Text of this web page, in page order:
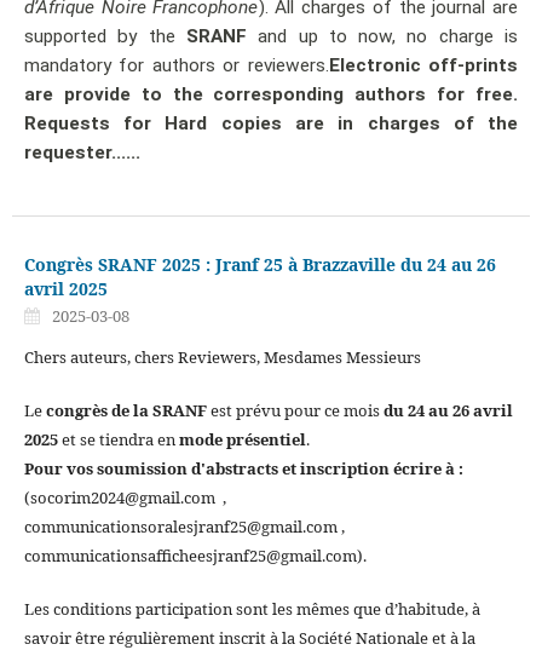
d’Afrique Noire Francophone). All charges of the journal are
supported by the SRANF and up to now, no charge is
mandatory for authors or reviewers.Electronic off-prints
are provide to the corresponding authors for free.
Requests for Hard copies are in charges of the
requester......
Congrès SRANF 2025 : Jranf 25 à Brazzaville du 24 au 26
avril 2025
2025-03-08
Chers auteurs, chers Reviewers, Mesdames Messieurs
Lecongrès de la SRANFest prévu pour ce moisdu 24 au 26 avril
2025et se tiendra enmode présentiel.
Pour vos soumission d'abstracts et inscription écrire à :
(socorim2024@gmail.com ,
communicationsoralesjranf25@gmail.com ,
communicationsafficheesjranf25@gmail.com).
Les conditions participation sont les mêmes que d’habitude, à
savoir être régulièrement inscrit à la Société Nationale et à la